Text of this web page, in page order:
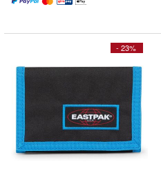
- 23%